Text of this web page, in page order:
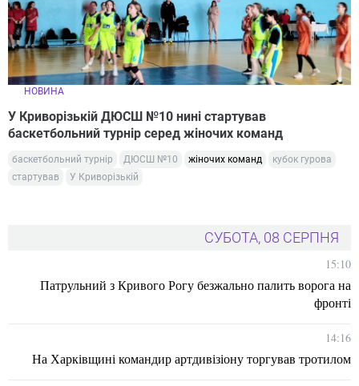
НОВИНА
У Криворізькій ДЮСШ №10 нині стартував
баскетбольний турнір серед жіночих команд
баскетбольний турнір ДЮСШ №10 жіночих команд
кубок гурова
стартував
У Криворізькій
СУБОТА, 08 СЕРПНЯ
15:10
Патрульний з Кривого Рогу безжально палить ворога на
фронті
14:16
На Харківщині командир артдивізіону торгував тротилом